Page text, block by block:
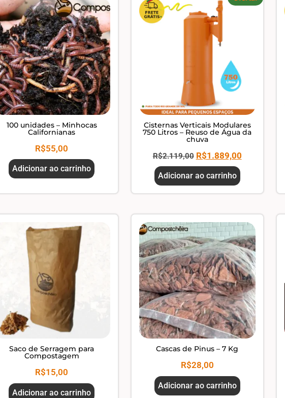
100 unidades – Minhocas
Californianas
R$55,00
Adicionar ao carrinho
Cisternas Verticais Modulares
750 Litros – Reuso de Água da
chuva
R$2.119,00 R$1.889,00
Adicionar ao carrinho
Saco de Serragem para
Compostagem
R$15,00
Adicionar ao carrinho
Cascas de Pinus – 7 Kg
R$28,00
Adicionar ao carrinho